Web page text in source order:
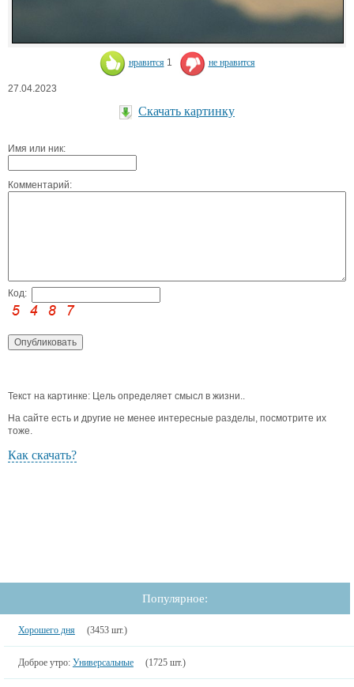
нравится 1 не нравится
27.04.2023
Скачать картинку
Имя или ник:
Комментарий:
Код:
Текст на картинке: Цель определяет смысл в жизни..
На сайте есть и другие не менее интересные разделы, посмотрите их
тоже.
Как скачать?
Популярное:
Хорошего дня (3453 шт.)
Доброе утро: Универсальные (1725 шт.)